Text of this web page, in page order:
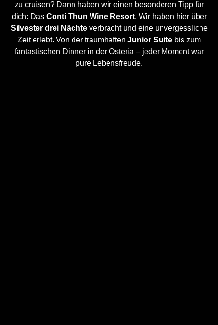
zu cruisen? Dann haben wir einen besonderen Tipp für
dich: Das Conti Thun Wine Resort. Wir haben hier über
Silvester drei Nächteverbracht und eine unvergessliche
Zeit erlebt. Von der traumhaften Junior Suitebis zum
fantastischen Dinner in der Osteria – jeder Moment war
pure Lebensfreude.